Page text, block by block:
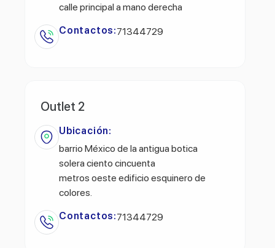
calle principal a mano derecha
Contactos:71344729
Outlet 2
Ubicación:
barrio México de la antigua botica
solera ciento cincuenta
metros oeste edificio esquinero de
colores.
Contactos:71344729